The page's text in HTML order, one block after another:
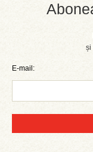
și
E-mail: